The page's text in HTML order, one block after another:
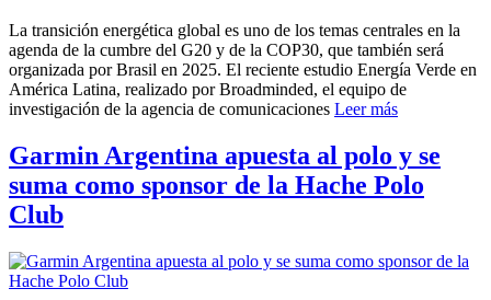
La transición energética global es uno de los temas centrales en la
agenda de la cumbre del G20 y de la COP30, que también será
organizada por Brasil en 2025. El reciente estudio Energía Verde en
América Latina, realizado por Broadminded, el equipo de
investigación de la agencia de comunicaciones Leer más
Garmin Argentina apuesta al polo y se
suma como sponsor de la Hache Polo
Club